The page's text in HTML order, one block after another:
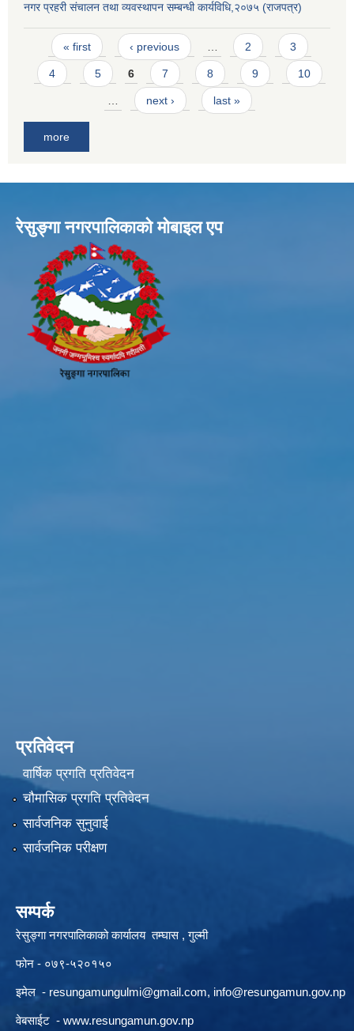
नगर प्रहरी संचालन तथा व्यवस्थापन सम्बन्धी कार्यविधि,२०७५ (राजपत्र)
Pages
« first ‹ previous 2 3
4 5 6 7 8 9 10
next › last »
more
रेसुङ्गा नगरपालिकाकाे माेबाइल एप
प्रतिवेदन
वार्षिक प्रगति प्रतिवेदन
चौमासिक प्रगति प्रतिवेदन
सार्वजनिक सुनुवाई
सार्वजनिक परीक्षण
सम्पर्क
रेसुङ्गा नगरपालिकाको कार्यालय तम्घास , गुल्मी
फोन - ०७९-५२०१५०
इमेल - resungamungulmi@gmail.com, info@resungamun.gov.np
वेबसाईट - www.resungamun.gov.np